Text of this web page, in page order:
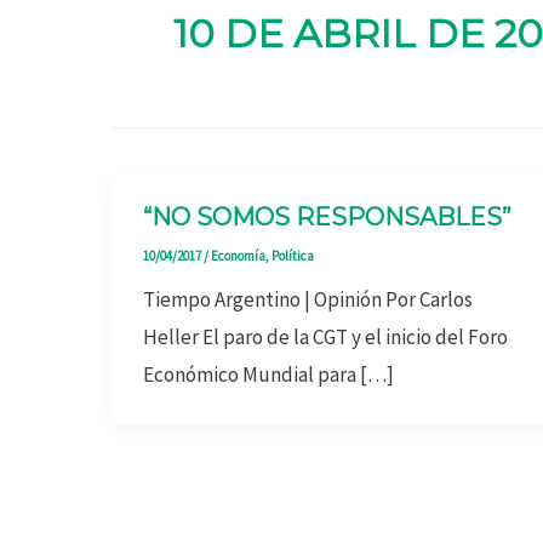
10 DE ABRIL DE
“NO SOMOS RESPONSABLES”
10/04/2017/ Economía, Política
Tiempo Argentino | Opinión Por Carlos
Heller El paro de la CGT y el inicio del Foro
Económico Mundial para […]